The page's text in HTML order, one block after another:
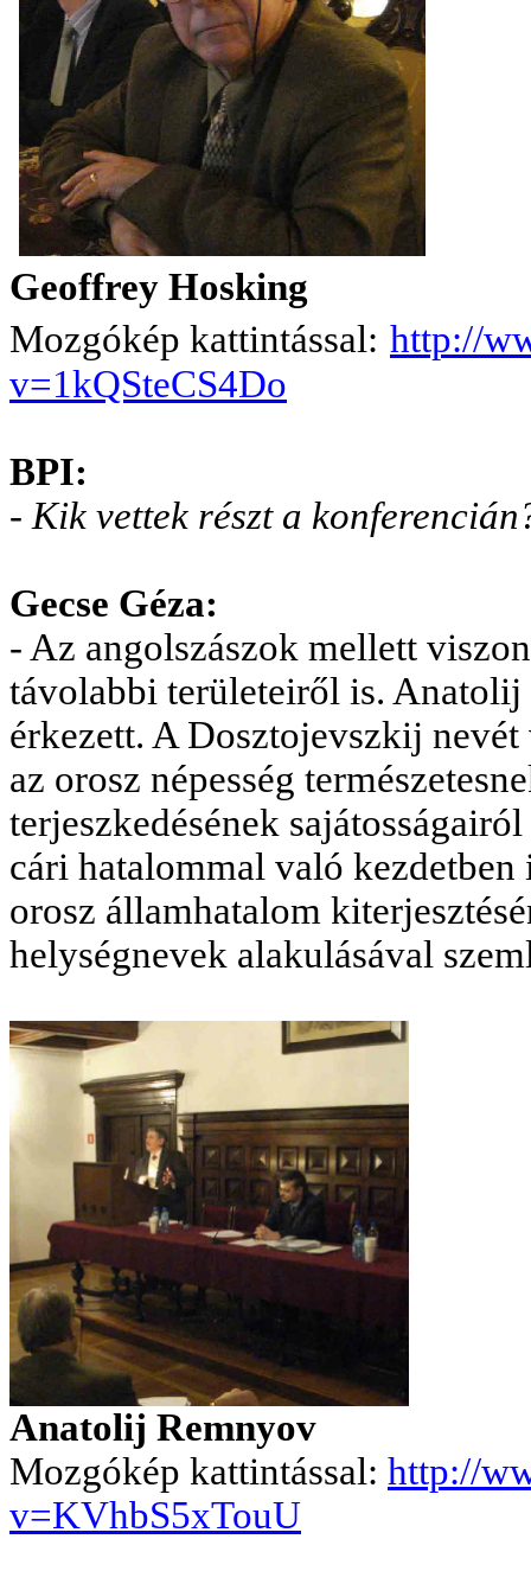
Geoffrey Hosking
Mozgókép kattintással: http://
v=1kQSteCS4Do
BPI:
- Kik vettek részt a
Gecse Géza:
- Az angolszászok mellett
távolabbi területeiről is.
érkezett. A Dosztojevszkij
az orosz népesség
terjeszkedésének
cári hatalommal való
orosz államhatalom
helységnevek alakulásával
Anatolij Remnyov
Mozgókép kattintással: http://
v=KVhbS5xTouU